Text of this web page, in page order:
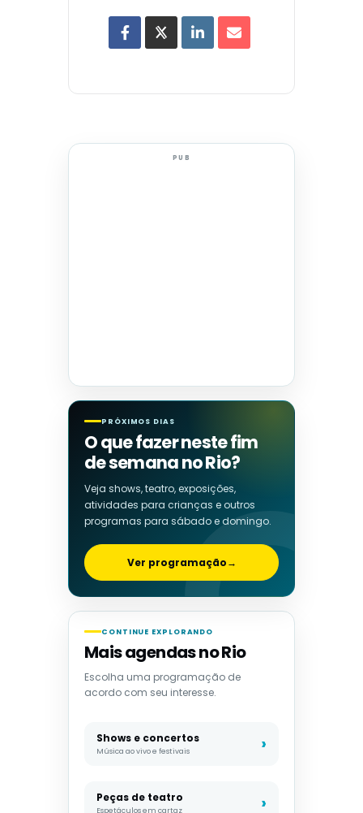
PUB
PRÓXIMOS DIAS
O que fazer neste fim
de semana no Rio?
Veja shows, teatro, exposições,
atividades para crianças e outros
programas para sábado e domingo.
Ver programação→
CONTINUE EXPLORANDO
Mais agendas no Rio
Escolha uma programação de
acordo com seu interesse.
Shows e concertos
Música ao vivo e festivais
Peças de teatro
Espetáculos em cartaz